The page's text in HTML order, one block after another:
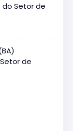
Setor de
de